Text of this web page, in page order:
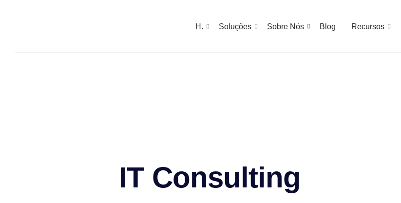
H. Soluções Sobre Nós Blog Recursos
IT Consulting